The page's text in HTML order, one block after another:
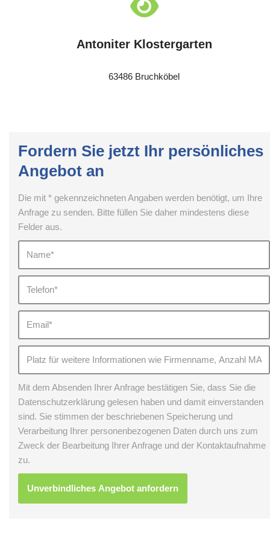
Antoniter Klostergarten
63486 Bruchköbel
Fordern Sie jetzt Ihr persönliches
Angebot an
Die mit * gekennzeichneten Angaben werden benötigt, um Ihre
Anfrage zu senden. Bitte füllen Sie daher mindestens diese
Felder aus.
Mit dem Absenden Ihrer Anfrage bestätigen Sie, dass Sie die
Datenschutzerklärung gelesen haben und damit einverstanden
sind. Sie stimmen der beschriebenen Speicherung und
Verarbeitung Ihrer personenbezogenen Daten durch uns zum
Zweck der Bearbeitung Ihrer Anfrage und der Kontaktaufnahme
zu.